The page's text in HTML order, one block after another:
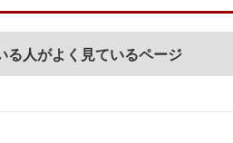
る人がよく見ているページ